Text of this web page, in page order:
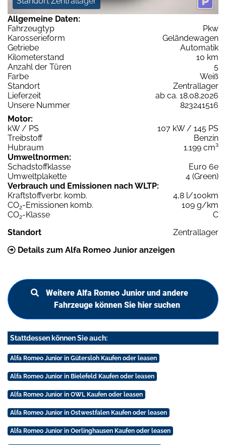
Allgemeine Daten:
Fahrzeugtyp
Pkw
Karosserieform
Geländewagen
Getriebe
Automatik
Kilometerstand
10 km
Anzahl der Türen
5
Farbe
Weiß
Standort
Zentrallager
Lieferzeit
ab ca. 18.08.2026
Unsere Nummer
823241516
Motor:
kW / PS
107 kW / 145 PS
Treibstoff
Benzin
Hubraum
1.199 cm³
Umweltnormen:
Schadstoffklasse
Euro 6e
Umweltplakette
4 (Green)
Verbrauch und Emissionen nach WLTP:
Kraftstoffverbr. komb.
4,8 l/100km
CO2-Emissionen komb.
109 g/km
CO2-Klasse
C
Standort
Zentrallager
Details zum Alfa Romeo Junior anzeigen
Weitere Alfa Romeo Junior und andere
Fahrzeuge können Sie hier suchen
Stattdessen können Sie auch:
Alfa Romeo Junior in Gütersloh Kaufen oder leasen
Alfa Romeo Junior in Bielefeld Kaufen oder leasen
Alfa Romeo Junior in OWL Kaufen oder leasen
Alfa Romeo Junior in Ostwestfalen Kaufen oder leasen
Alfa Romeo Junior in Oerlinghausen Kaufen oder leasen